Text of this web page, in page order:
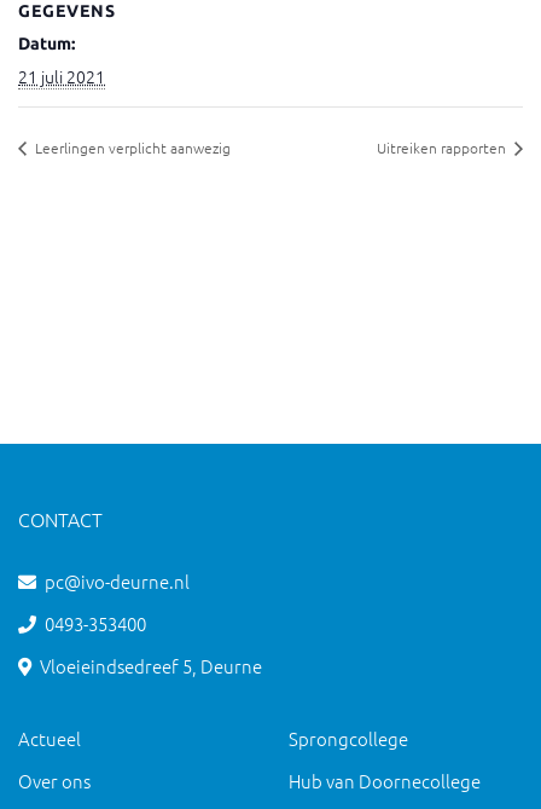
GEGEVENS
Datum:
21 juli 2021
Leerlingen verplicht aanwezig Uitreiken rapporten
CONTACT
pc@ivo-deurne.nl
0493-353400
Vloeieindsedreef 5, Deurne
Actueel
Over ons
Sprongcollege
Hub van Doornecollege